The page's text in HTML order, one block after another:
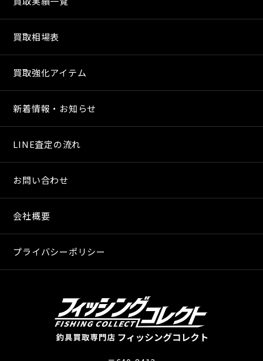
買取相場表
買取強化アイテム
新着情報・お知らせ
LINE査定の流れ
お問い合わせ
会社概要
プライバシーポリシー